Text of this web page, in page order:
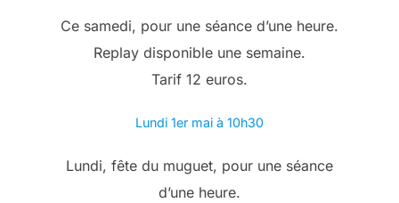
Ce samedi, pour une séance d’une heure.
Replay disponible une semaine.
Tarif 12 euros.
Lundi 1er mai à 10h30
Lundi, fête du muguet, pour une séance
d’une heure.